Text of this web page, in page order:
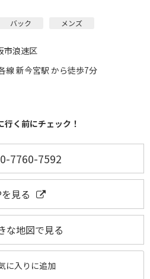
バック メンズ
市浪速区
線 新今宮駅 から徒歩7分
行く前にチェック！
7760-7592
見る
な地図で見る
に入りに追加